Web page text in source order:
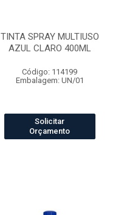
TINTA SPRAY MULTIUSO
AZUL CLARO 400ML
Código: 114199
Embalagem: UN/01
Solicitar
Orçamento